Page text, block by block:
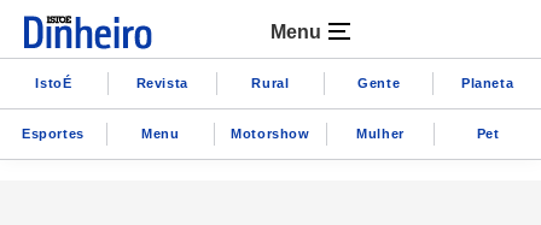
Menu
IstoÉ Revista Rural Gente Planeta
Esportes Menu Motorshow Mulher Pet